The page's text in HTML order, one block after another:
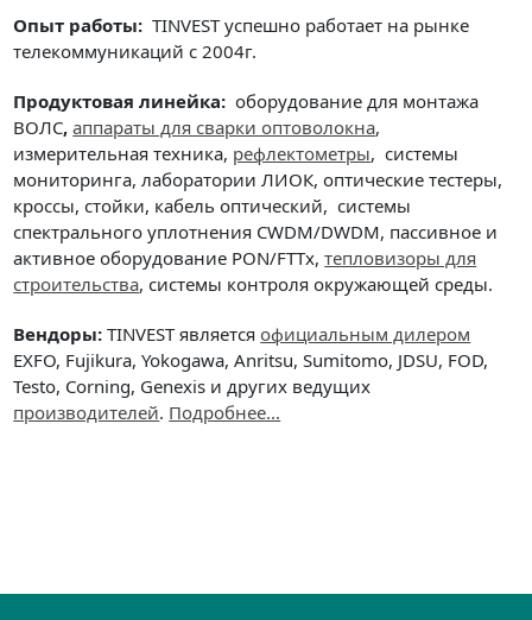
Опыт работы: TINVEST успешно работает на рынке
телекоммуникаций с 2004г.
Продуктовая линейка:оборудование для монтажа
ВОЛС,аппараты для сварки оптоволокна,
измерительная техника, рефлектометры, системы
мониторинга, лаборатории ЛИОК, оптические тестеры,
кроссы, стойки, кабель оптический, системы
спектрального уплотнения CWDM/DWDM, пассивное и
активное оборудование PON/FTTx,тепловизоры для
строительства, системы контроля окружающей среды.
Вендоры:TINVEST является официальным дилером
EXFO, Fujikura, Yokogawa, Anritsu, Sumitomo, JDSU, FOD,
Testo, Corning, Genexis и других ведущих
производителей. Подробнее...